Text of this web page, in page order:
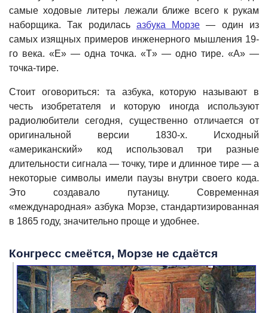
самые ходовые литеры лежали ближе всего к рукам
наборщика. Так родилась азбука Морзе — один из
самых изящных примеров инженерного мышления 19-
го века. «E» — одна точка. «T» — одно тире. «A» —
точка-тире.
Стоит оговориться: та азбука, которую называют в
честь изобретателя и которую иногда используют
радиолюбители сегодня, существенно отличается от
оригинальной версии 1830-х. Исходный
«американский» код использовал три разные
длительности сигнала — точку, тире и длинное тире — а
некоторые символы имели паузы внутри своего кода.
Это создавало путаницу. Современная
«международная» азбука Морзе, стандартизированная
в 1865 году, значительно проще и удобнее.
Конгресс смеётся, Морзе не сдаётся